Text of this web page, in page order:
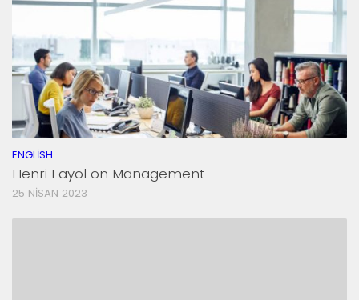
ENGLISH
Henri Fayol on Management
25 NISAN 2023